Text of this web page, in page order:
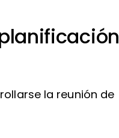
la reunión de